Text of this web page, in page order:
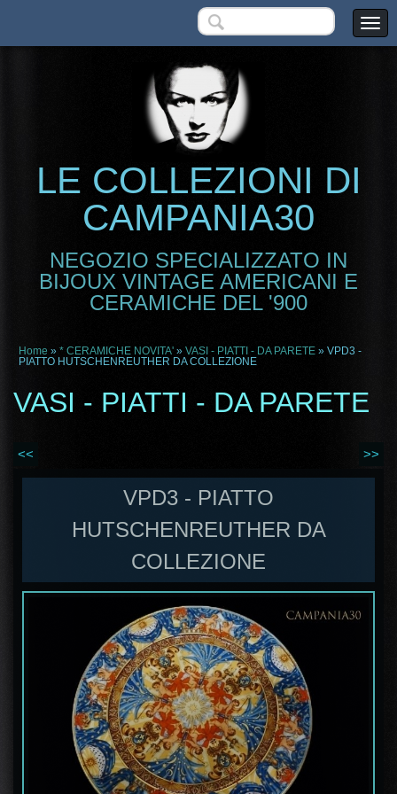
LE COLLEZIONI DI
CAMPANIA30
NEGOZIO SPECIALIZZATO IN
BIJOUX VINTAGE AMERICANI E
CERAMICHE DEL '900
Home » * CERAMICHE NOVITA' » VASI - PIATTI - DA PARETE » VPD3 -
PIATTO HUTSCHENREUTHER DA COLLEZIONE
VASI - PIATTI - DA PARETE
<< >>
VPD3 - PIATTO
HUTSCHENREUTHER DA
COLLEZIONE